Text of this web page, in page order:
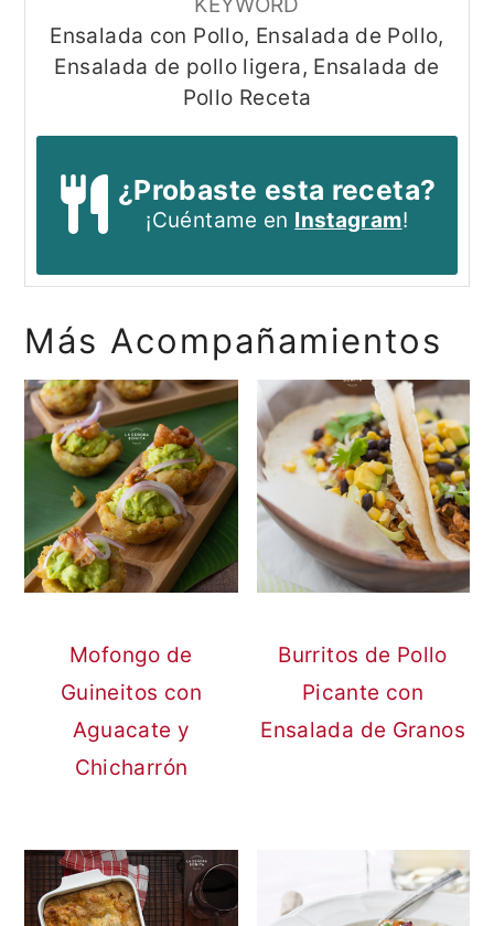
Ensalada con Pollo, Ensalada de Pollo,
Ensalada de pollo ligera, Ensalada de
Pollo Receta
¿Probaste esta receta?
¡Cuéntame en Instagram!
Más Acompañamientos
Mofongo de
Guineitos con
Aguacate y
Chicharrón
Burritos de Pollo
Picante con
Ensalada de Granos